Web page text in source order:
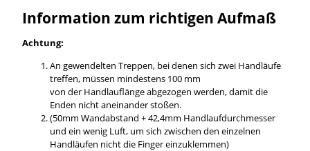
Information zum richtigen Aufmaß
Achtung:
An gewendelten Treppen, bei denen sich zwei Handläufe
treffen, müssen mindestens 100 mm
von der Handlauflänge abgezogen werden, damit die
Enden nicht aneinander stoßen.
(50mm Wandabstand + 42,4mm Handlaufdurchmesser
und ein wenig Luft, um sich zwischen den einzelnen
Handläufen nicht die Finger einzuklemmen)